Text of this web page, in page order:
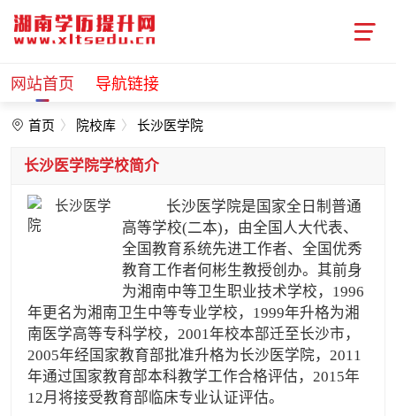
网站首页 导航链接
首页 院校库 长沙医学院
长沙医学院学校简介
长沙医学院是国家全日制普通
高等学校(二本)，由全国人大代表、
全国教育系统先进工作者、全国优秀
教育工作者何彬生教授创办。其前身
为湘南中等卫生职业技术学校，1996
年更名为湘南卫生中等专业学校，1999年升格为湘
南医学高等专科学校，2001年校本部迁至长沙市，
2005年经国家教育部批准升格为长沙医学院，2011
年通过国家教育部本科教学工作合格评估，2015年
12月将接受教育部临床专业认证评估。